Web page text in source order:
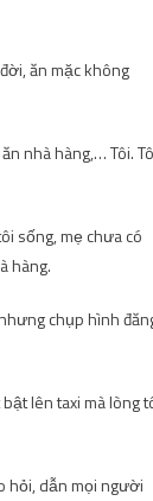
ăn mặc không
nhà hàng,… Tôi.
sống, mẹ chưa có
hàng.
chụp hình
lên taxi mà lòng
hỏi, dẫn mọi người